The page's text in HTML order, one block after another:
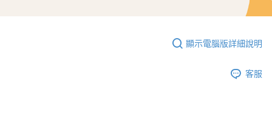
顯示電腦版詳細說明
客服